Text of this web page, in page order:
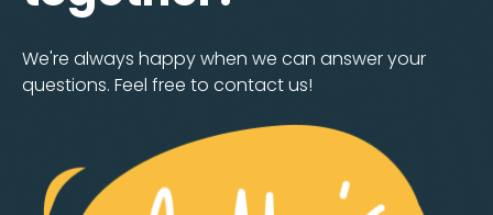
We're always happy when we can answer your
questions. Feel free to contact us!